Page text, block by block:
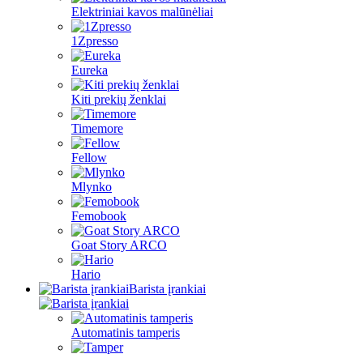
Elektriniai kavos malūnėliai
1Zpresso
Eureka
Kiti prekių ženklai
Timemore
Fellow
Mlynko
Femobook
Goat Story ARCO
Hario
Barista įrankiai
Automatinis tamperis